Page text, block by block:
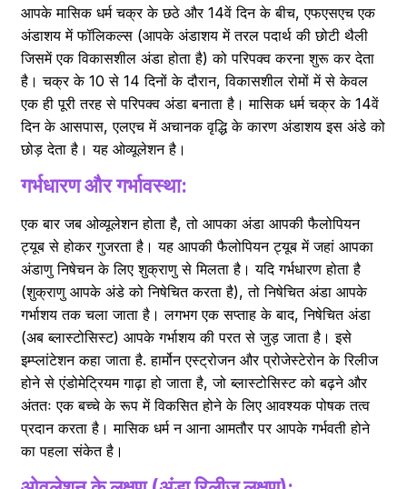
आपके मासिक धर्म चक्र के छठे और 14वें दिन के बीच, एफएसएच एक
अंडाशय में फॉलिकल्स (आपके अंडाशय में तरल पदार्थ की छोटी थैली
जिसमें एक विकासशील अंडा होता है) को परिपक्व करना शुरू कर देता
है। चक्र के 10 से 14 दिनों के दौरान, विकासशील रोमों में से केवल
एक ही पूरी तरह से परिपक्व अंडा बनाता है। मासिक धर्म चक्र के 14वें
दिन के आसपास, एलएच में अचानक वृद्धि के कारण अंडाशय इस अंडे को
छोड़ देता है। यह ओव्यूलेशन है।
गर्भधारण और गर्भावस्था:
एक बार जब ओव्यूलेशन होता है, तो आपका अंडा आपकी फैलोपियन
ट्यूब से होकर गुजरता है। यह आपकी फैलोपियन ट्यूब में जहां आपका
अंडाणु निषेचन के लिए शुक्राणु से मिलता है। यदि गर्भधारण होता है
(शुक्राणु आपके अंडे को निषेचित करता है), तो निषेचित अंडा आपके
गर्भाशय तक चला जाता है। लगभग एक सप्ताह के बाद, निषेचित अंडा
(अब ब्लास्टोसिस्ट) आपके गर्भाशय की परत से जुड़ जाता है। इसे
इम्प्लांटेशन कहा जाता है. हार्मोन एस्ट्रोजन और प्रोजेस्टेरोन के रिलीज
होने से एंडोमेट्रियम गाढ़ा हो जाता है, जो ब्लास्टोसिस्ट को बढ़ने और
अंततः एक बच्चे के रूप में विकसित होने के लिए आवश्यक पोषक तत्व
प्रदान करता है। मासिक धर्म न आना आमतौर पर आपके गर्भवती होने
का पहला संकेत है।